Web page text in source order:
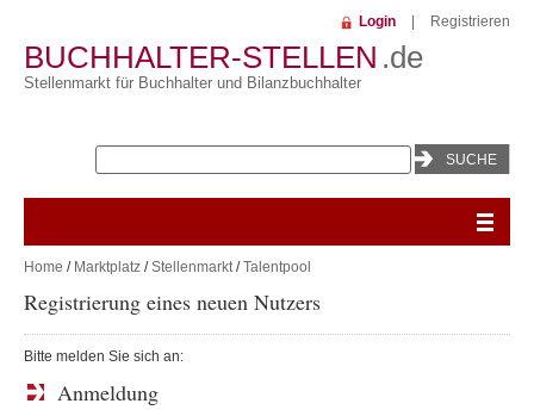
BUCHHALTER-STELLEN .de
Stellenmarkt für Buchhalter und Bilanzbuchhalter
Login Registrieren
Home / Marktplatz /Stellenmarkt/Talentpool
Registrierung eines neuen Nutzers
Bitte melden Sie sich an:
Anmeldung